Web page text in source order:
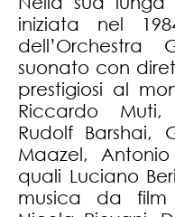
iniziata nel
dell’Orchestra
suonato con
prestigiosi al
Riccardo Muti,
Rudolf Barshai,
Maazel,
quali Luciano
musica da